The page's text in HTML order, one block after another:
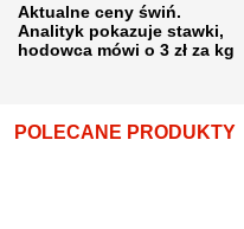
Aktualne ceny świń.
Analityk pokazuje stawki,
hodowca mówi o 3 zł za kg
POLECANE PRODUKTY